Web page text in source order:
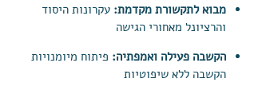
מבוא לתקשורת מקדמת: עקרונות היסוד
והרציונל מאחורי הגישה
הקשבה פעילה ואמפתיה: פיתוח מיומנויות
הקשבה ללא שיפוטיות